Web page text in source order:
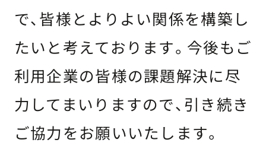
で、皆様とよりよい関係を構築し
たいと考えております。今後もご
利用企業の皆様の課題解決に尽
力してまいりますので、引き続き
ご協力をお願いいたします。